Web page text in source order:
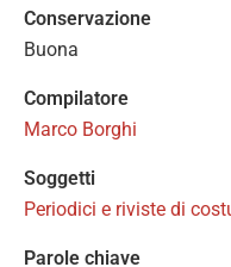
Conservazione
Buona
Compilatore
Marco Borghi
Soggetti
Periodici e riviste di
Parole chiave